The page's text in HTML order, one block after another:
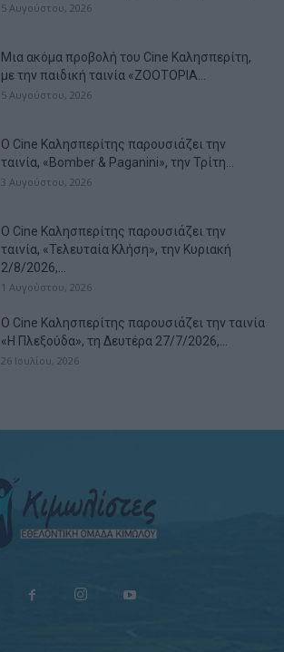
5 Αυγούστου, 2026
Μια ακόμα προβολή του Cine Καλησπερίτη,
με την παιδική ταινία «ZOOTOPIA...
5 Αυγούστου, 2026
Ο Cine Καλησπερίτης παρουσιάζει την
ταινία, «Bomber & Paganini», την Τρίτη...
3 Αυγούστου, 2026
Ο Cine Καλησπερίτης παρουσιάζει την
ταινία, «Τελευταία Κλήση», την Κυριακή
2/8/2026,...
1 Αυγούστου, 2026
Ο Cine Καλησπερίτης παρουσιάζει την ταινία
«Η Πλεξούδα», τη Δευτέρα 27/7/2026,...
26 Ιουλίου, 2026